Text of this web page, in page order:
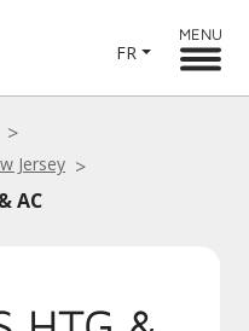
FR
MENU
Jersey
AC